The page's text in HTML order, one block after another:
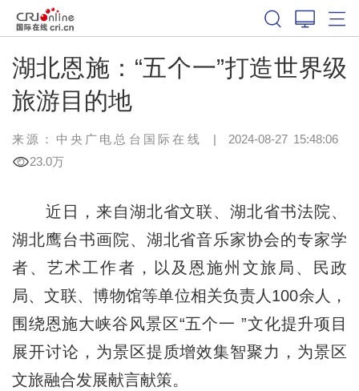
湖北恩施：“五个一”打造世界级
旅游目的地
来源：中央广电总台国际在线 | 2024-08-27 15:48:06
23.0万
近日，来自湖北省文联、湖北省书法院、
湖北鹰台书画院、湖北省音乐家协会的专家学
者、艺术工作者，以及恩施州文旅局、民政
局、文联、博物馆等单位相关负责人100余人，
围绕恩施大峡谷风景区“五个一 ”文化提升项目
展开讨论，为景区提质增效集智聚力，为景区
文旅融合发展献言献策。